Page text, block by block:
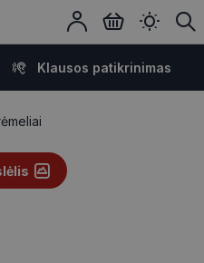
Klausos patikrinimas